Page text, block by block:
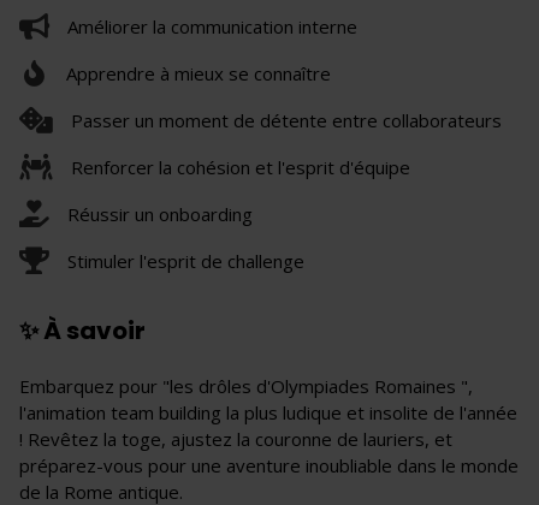
Améliorer la communication interne
Apprendre à mieux se connaître
Passer un moment de détente entre collaborateurs
Renforcer la cohésion et l'esprit d'équipe
Réussir un onboarding
Stimuler l'esprit de challenge
✨ À savoir
Embarquez pour "les drôles d'Olympiades Romaines ",
l'animation team building la plus ludique et insolite de l'année
! Revêtez la toge, ajustez la couronne de lauriers, et
préparez-vous pour une aventure inoubliable dans le monde
de la Rome antique.